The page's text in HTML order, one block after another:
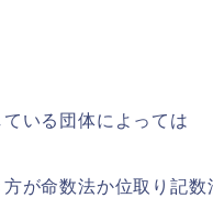
いる団体によっては
が命数法か位取り記数